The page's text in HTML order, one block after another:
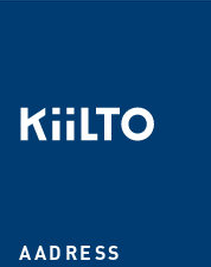
AADRESS